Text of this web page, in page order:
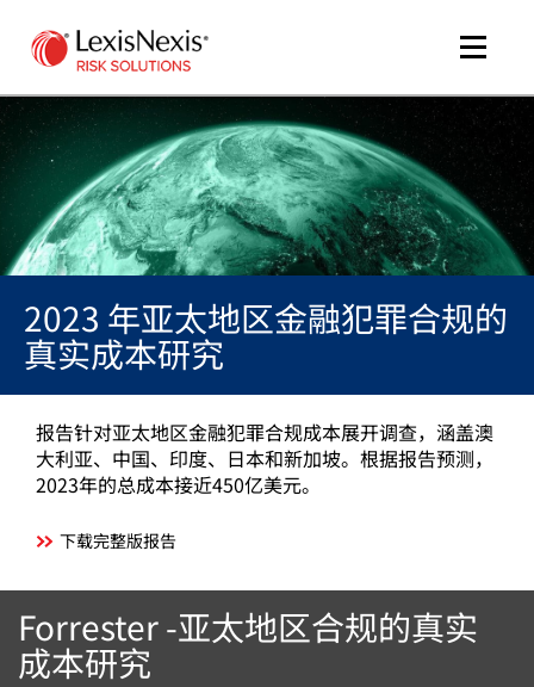
Toggle
2023 年亚太地区金融犯罪合规的
真实成本研究
报告针对亚太地区金融犯罪合规成本展开调查，涵盖澳
大利亚、中国、印度、日本和新加坡。根据报告预测，
2023年的总成本接近450亿美元。
下载完整版报告
Forrester -亚太地区合规的真实
成本研究